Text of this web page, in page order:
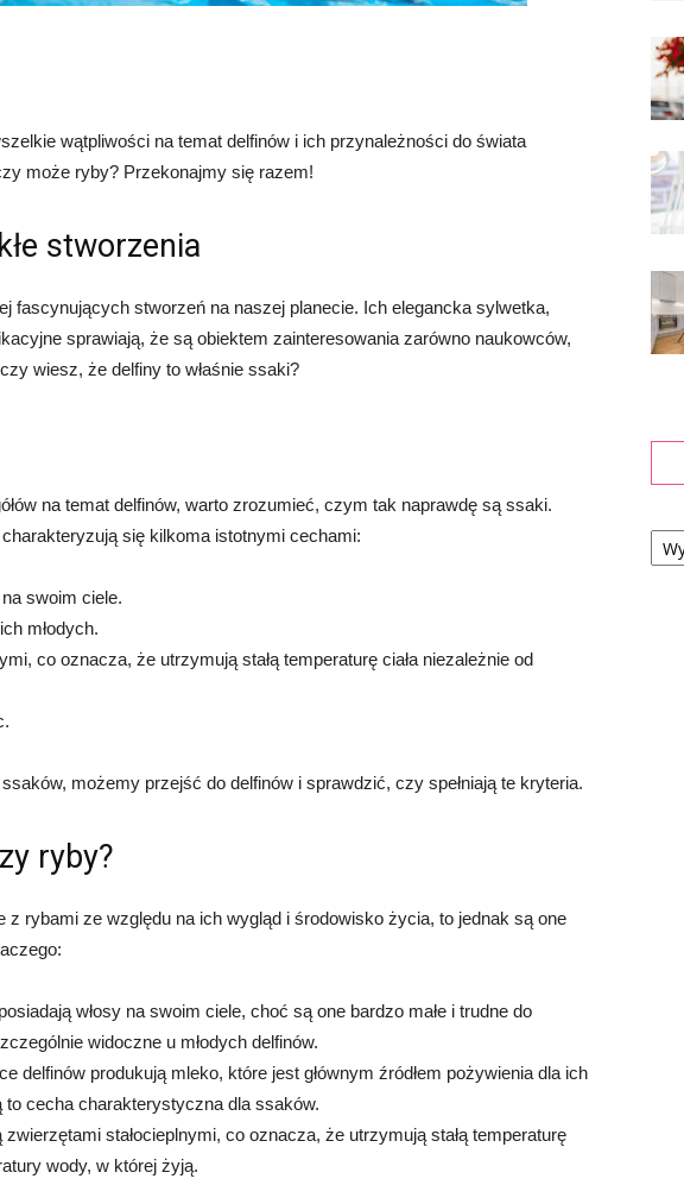
wątpliwości na temat delfinów i ich przynależności do świata
może ryby? Przekonajmy się razem!
stworzenia
fascynujących stworzeń na naszej planecie. Ich elegancka sylwetka,
sprawiają, że są obiektem zainteresowania zarówno naukowców,
wiesz, że delfiny to właśnie ssaki?
na temat delfinów, warto zrozumieć, czym tak naprawdę są ssaki.
się kilkoma istotnymi cechami:
swoim ciele.
młodych.
co oznacza, że utrzymują stałą temperaturę ciała niezależnie od
możemy przejść do delfinów i sprawdzić, czy spełniają te kryteria.
ryby?
z rybami ze względu na ich wygląd i środowisko życia, to jednak są one
włosy na swoim ciele, choć są one bardzo małe i trudne do
widoczne u młodych delfinów.
delfinów produkują mleko, które jest głównym źródłem pożywienia dla ich
to cecha charakterystyczna dla ssaków.
zwierzętami stałocieplnymi, co oznacza, że utrzymują stałą temperaturę
wody, w której żyją.